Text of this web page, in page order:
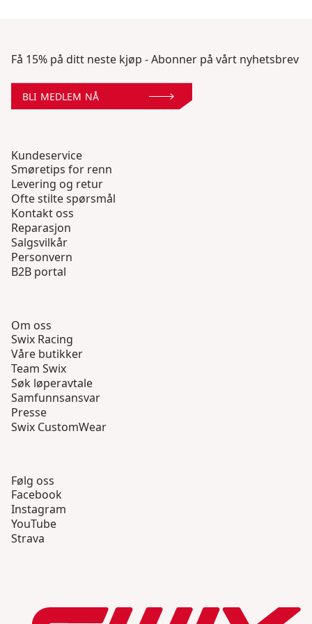
Få 15% på ditt neste kjøp - Abonner på vårt nyhetsbrev
BLI MEDLEM NÅ
Kundeservice
Smøretips for renn
Levering og retur
Ofte stilte spørsmål
Kontakt oss
Reparasjon
Salgsvilkår
Personvern
B2B portal
Om oss
Swix Racing
Våre butikker
Team Swix
Søk løperavtale
Samfunnsansvar
Presse
Swix CustomWear
Følg oss
Facebook
Instagram
YouTube
Strava